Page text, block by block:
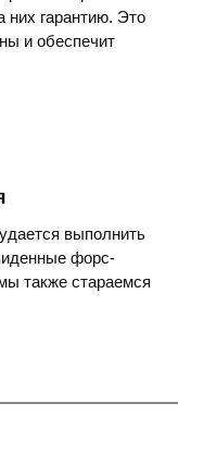
гарантию. Это
и обеспечит
выполнить
форс-
также стараемся